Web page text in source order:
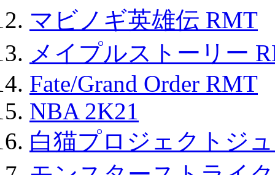
マビノギ英雄伝 RMT
メイプルストーリー
Fate/Grand Order RMT
NBA 2K21
白猫プロジェクトジ